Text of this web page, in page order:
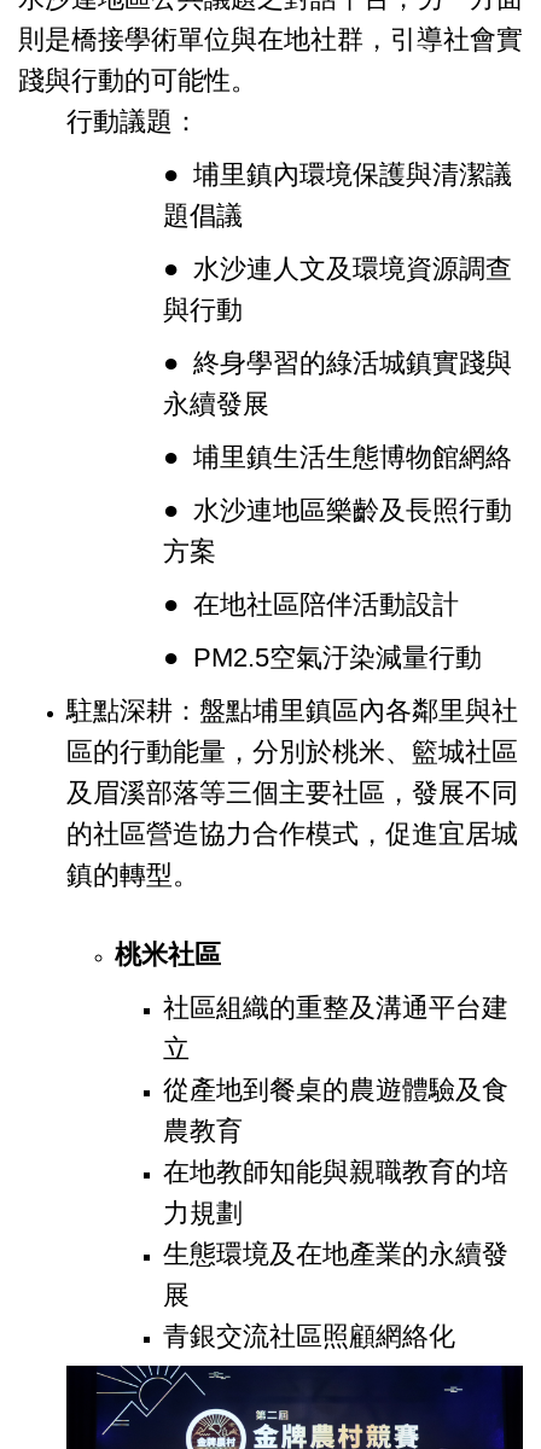
則是橋接學術單位與在地社群，引導社會實
踐與行動的可能性。
行動議題：
● 埔里鎮內環境保護與清潔議
題倡議
● 水沙連人文及環境資源調查
與行動
● 終身學習的綠活城鎮實踐與
永續發展
● 埔里鎮生活生態博物館網絡
● 水沙連地區樂齡及長照行動
方案
● 在地社區陪伴活動設計
● PM2.5空氣汙染減量行動
駐點深耕：盤點埔里鎮區內各鄰里與社
區的行動能量，分別於桃米、籃城社區
及眉溪部落等三個主要社區，發展不同
的社區營造協力合作模式，促進宜居城
鎮的轉型。
桃米社區
社區組織的重整及溝通平台建
立
從產地到餐桌的農遊體驗及食
農教育
在地教師知能與親職教育的培
力規劃
生態環境及在地產業的永續發
展
青銀交流社區照顧網絡化